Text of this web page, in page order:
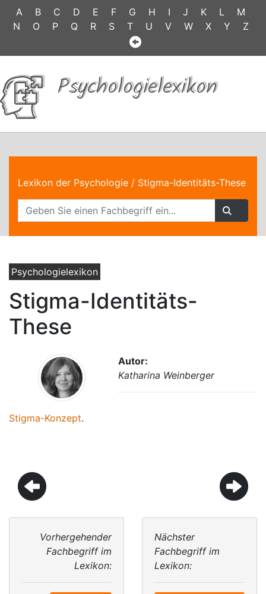
A B C D E F G H I J K L
M
N
O P Q R S T U V W X Y Z
Psychologielexikon
Lexikon der Psychologie / Stigma-Identitäts-These
Psychologielexikon
Stigma-Identitäts-
These
Autor:
Katharina Weinberger
Stigma-Konzept.
Vorhergehender
Fachbegriff im
Lexikon:
Nächster
Fachbegriff im
Lexikon: